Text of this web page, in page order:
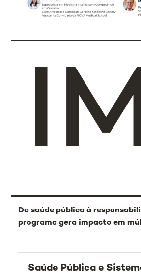
Da saúde pública à
programa gera impacto em
Saúde Pública e